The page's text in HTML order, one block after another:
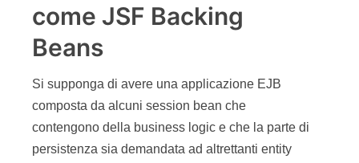
come JSF Backing
Beans
Si supponga di avere una applicazione EJB
composta da alcuni session bean che
contengono della business logic e che la parte di
persistenza sia demandata ad altrettanti entity